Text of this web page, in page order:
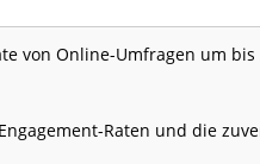
von Online-Umfragen um
Raten und die